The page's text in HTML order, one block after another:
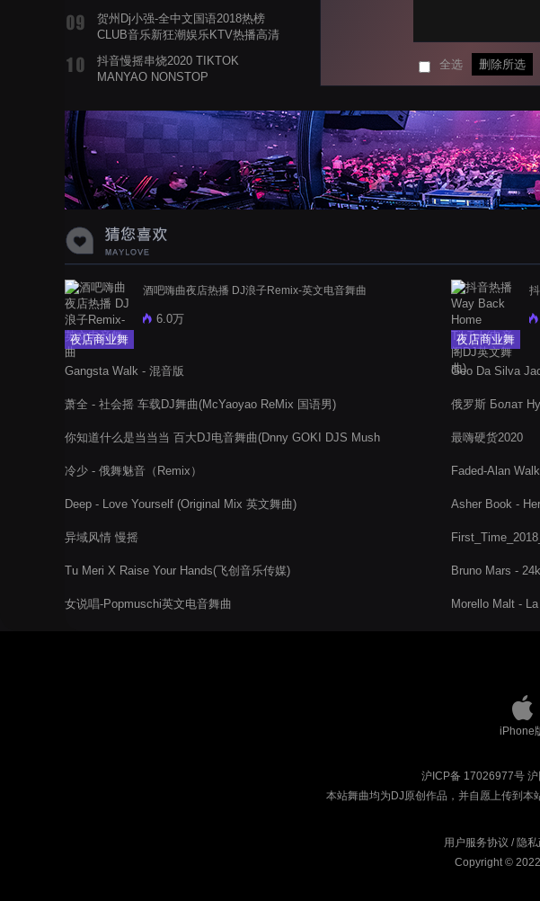
贺州Dj小强-全中文国语2018热榜
CLUB音乐新狂潮娱乐KTV热播高清
抖音慢摇串烧2020 TIKTOK
MANYAO NONSTOP
蝉爸爸妈妈爱存在夏天的风是想你的
声音啊
全选 删除所选
夜店商业舞
酒吧嗨曲夜店热播 DJ浪子Remix-英文电音舞曲
6.0万
Gangsta Walk - 混音版
萧全 - 社会摇 车载DJ舞曲(McYaoyao ReMix 国语男)
你知道什么是当当当 百大DJ电音舞曲(Dnny GOKI DJS Mush
冷少 - 俄舞魅音（Remix）
Deep - Love Yourself (Original Mix 英文舞曲)
异域风情 慢摇
Tu Meri X Raise Your Hands(飞创音乐传媒)
女说唱-Popmuschi英文电音舞曲
夜店商业舞
曲
Geo Da Silva
俄罗斯 Болат
最嗨硬货2020
Faded-Alan
Asher Book -
Bruno Mars -
Morello Malt -
iPhone
沪ICP备 17026977号
本站舞曲均为DJ原创作品，并自愿上传到
用户服务协议 / 隐
Copyright ©